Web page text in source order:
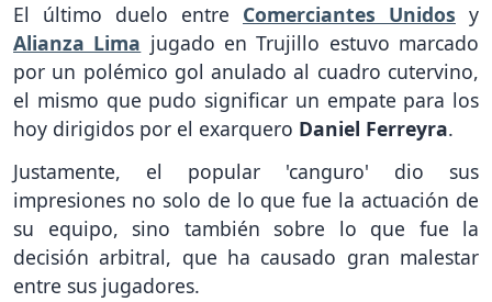
El último duelo entre Comerciantes Unidos y
Alianza Lima jugado en Trujillo estuvo marcado
por un polémico gol anulado al cuadro cutervino,
el mismo que pudo significar un empate para los
hoy dirigidos por el exarquero Daniel Ferreyra.
Justamente, el popular 'canguro' dio sus
impresiones no solo de lo que fue la actuación de
su equipo, sino también sobre lo que fue la
decisión arbitral, que ha causado gran malestar
entre sus jugadores.